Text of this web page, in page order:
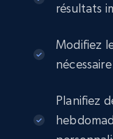
résultats
Modifiez
nécessaire
Planifiez